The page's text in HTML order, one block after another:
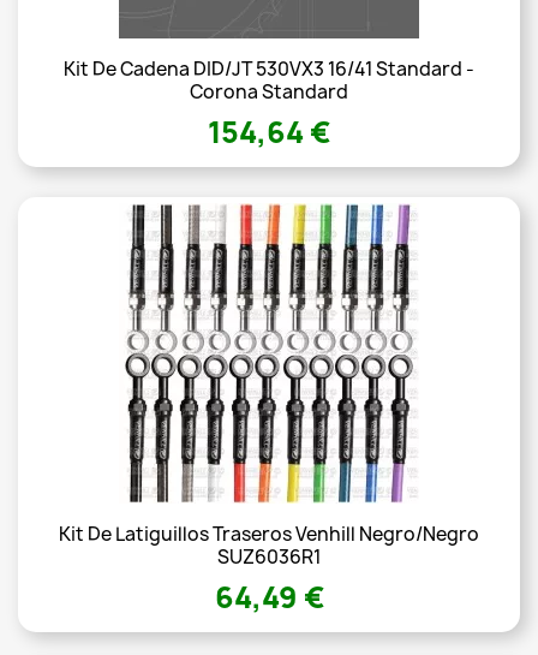
Kit De Cadena DID/JT 530VX3 16/41 Standard -
Corona Standard
154,64 €
Kit De Latiguillos Traseros Venhill Negro/Negro
SUZ6036R1
64,49 €